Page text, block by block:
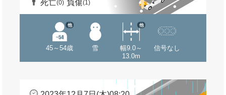
死亡(0) 負傷(1)
45～54歳
他
雪
幅9.0～
13.0m
他
信号なし